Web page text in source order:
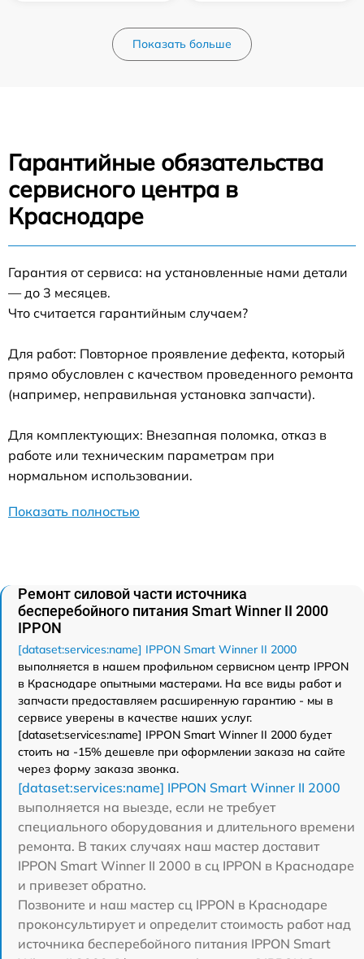
Показать больше
Гарантийные обязательства
сервисного центра в
Краснодаре
Гарантия от сервиса: на установленные нами детали
— до 3 месяцев.
Что считается гарантийным случаем?
Для работ: Повторное проявление дефекта, который
прямо обусловлен с качеством проведенного ремонта
(например, неправильная установка запчасти).
Для комплектующих: Внезапная поломка, отказ в
работе или техническим параметрам при
нормальном использовании.
Показать полностью
Ремонт силовой части источника
бесперебойного питания Smart Winner II 2000
IPPON
[dataset:services:name] IPPON Smart Winner II 2000
выполняется в нашем профильном сервисном центр IPPON
в Краснодаре опытными мастерами. На все виды работ и
запчасти предоставляем расширенную гарантию - мы в
сервисе уверены в качестве наших услуг.
[dataset:services:name] IPPON Smart Winner II 2000 будет
стоить на -15% дешевле при оформлении заказа на сайте
через форму заказа звонка.
[dataset:services:name] IPPON Smart Winner II 2000
выполняется на выезде, если не требует
специального оборудования и длительного времени
ремонта. В таких случаях наш мастер доставит
IPPON Smart Winner II 2000 в сц IPPON в Краснодаре
и привезет обратно.
Позвоните и наш мастер сц IPPON в Краснодаре
проконсультирует и определит стоимость работ над
источника бесперебойного питания IPPON Smart